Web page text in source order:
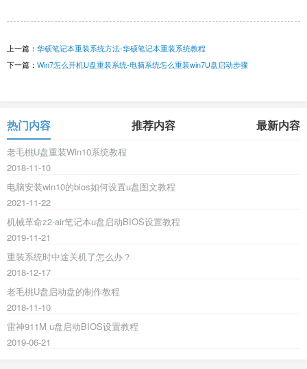
上一篇： 华硕笔记本重装系统方法-华硕笔记本重装系统教程
下一篇： Win7怎么开机U盘重装系统-电脑系统怎么重装win7U盘启动步骤
热门内容 推荐内容 最新内容
老毛桃U盘重装Win10系统教程
2018-11-10
电脑安装win10的bios如何设置u盘图文教程
2021-11-22
机械革命z2-air笔记本u盘启动BIOS设置教程
2019-11-21
重装系统时中途关机了怎么办？
2018-12-17
老毛桃U盘启动盘的制作教程
2018-11-10
雷神911M u盘启动BIOS设置教程
2019-06-21